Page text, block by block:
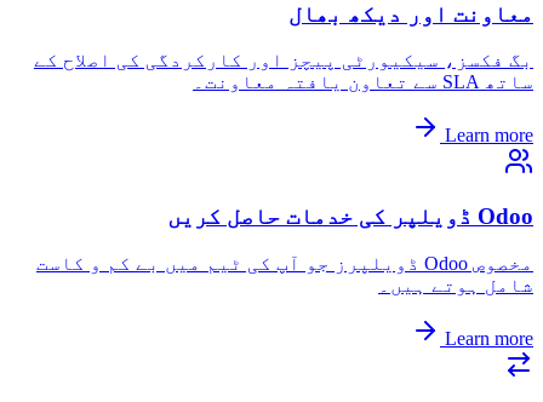
معاونت اور دیکھ بھال
بگ فکسز، سیکیورٹی پیچز اور کارکردگی کی اصلاح کے
ساتھ SLA سے تعاون یافتہ معاونت۔
Learn more
Odoo ڈویلپر کی خدمات حاصل کریں
مخصوص Odoo ڈویلپرز جو آپ کی ٹیم میں بے کم و کاست
شامل ہوتے ہیں۔
Learn more